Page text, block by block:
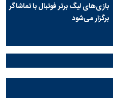
بازی‌های لیگ برتر فوتبال با تماشاگر
برگزار می‌شود